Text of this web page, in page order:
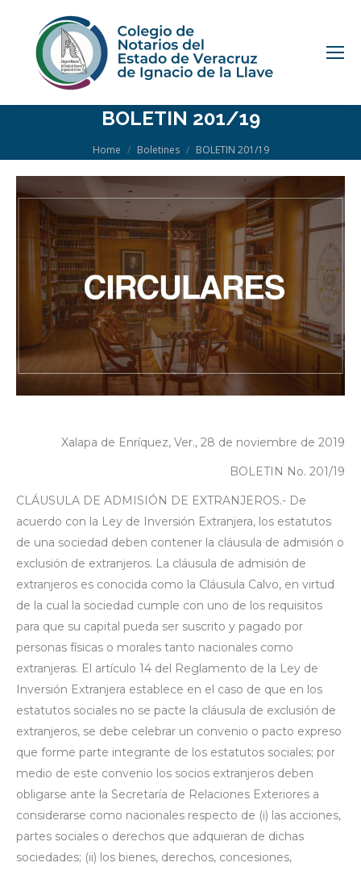
BOLETIN 201/19
You are here:
Home Boletines BOLETIN 201/19
Xalapa de Enríquez, Ver., 28 de noviembre de 2019
BOLETIN No. 201/19
CLÁUSULA DE ADMISIÓN DE EXTRANJEROS.- De
acuerdo con la Ley de Inversión Extranjera, los estatutos
de una sociedad deben contener la cláusula de admisión o
exclusión de extranjeros. La cláusula de admisión de
extranjeros es conocida como la Cláusula Calvo, en virtud
de la cual la sociedad cumple con uno de los requisitos
para que su capital pueda ser suscrito y pagado por
personas físicas o morales tanto nacionales como
extranjeras. El artículo 14 del Reglamento de la Ley de
Inversión Extranjera establece en el caso de que en los
estatutos sociales no se pacte la cláusula de exclusión de
extranjeros, se debe celebrar un convenio o pacto expreso
que forme parte integrante de los estatutos sociales; por
medio de este convenio los socios extranjeros deben
obligarse ante la Secretaría de Relaciones Exteriores a
considerarse como nacionales respecto de (i) las acciones,
partes sociales o derechos que adquieran de dichas
sociedades; (ii) los bienes, derechos, concesiones,